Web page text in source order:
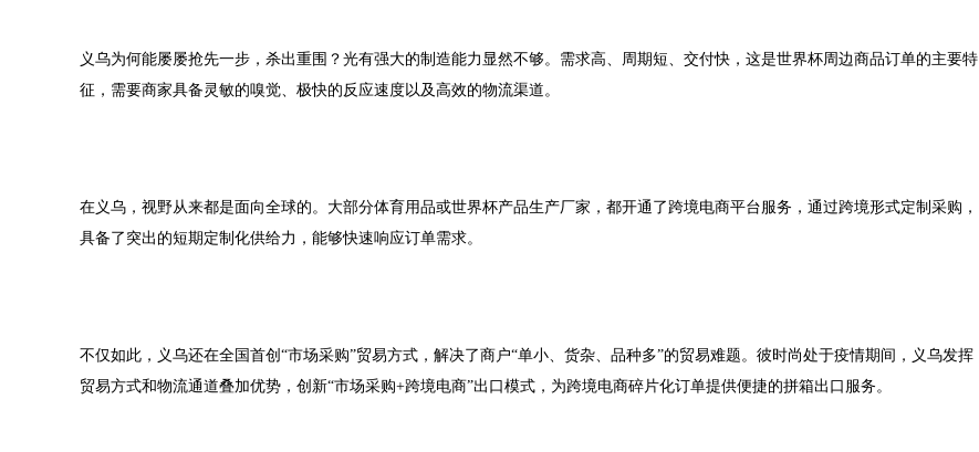
义乌为何能屡屡抢先一步，杀出重围？光有强大的制造能力显然不够。需求高、周期短、交付快，这是世界杯周边商品订单的主要特
征，需要商家具备灵敏的嗅觉、极快的反应速度以及高效的物流渠道。
在义乌，视野从来都是面向全球的。大部分体育用品或世界杯产品生产厂家，都开通了跨境电商平台服务，通过跨境形式定制采购，
具备了突出的短期定制化供给力，能够快速响应订单需求。
不仅如此，义乌还在全国首创“市场采购”贸易方式，解决了商户“单小、货杂、品种多”的贸易难题。彼时尚处于疫情期间，义乌发挥
贸易方式和物流通道叠加优势，创新“市场采购+跨境电商”出口模式，为跨境电商碎片化订单提供便捷的拼箱出口服务。